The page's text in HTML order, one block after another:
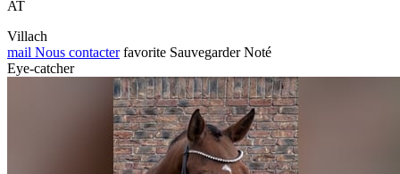
AT
Villach
mail Nous contacter favorite Sauvegarder Noté
Eye-catcher